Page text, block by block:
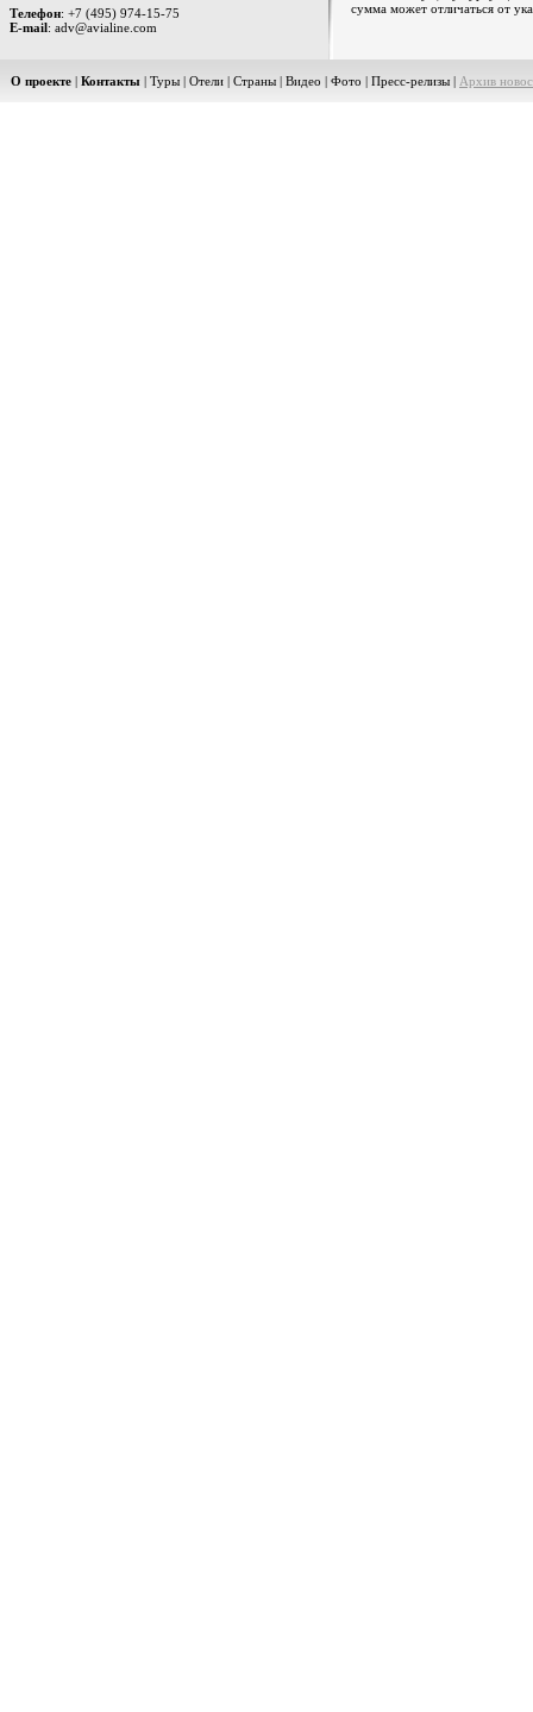
Телефон: +7 (495) 974-15-75
E-mail: adv@avialine.com
сумма может отличаться от
О проекте | Контакты | Туры | Отели | Страны | Видео | Фото | Пресс-релизы | Архив